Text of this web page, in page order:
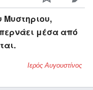
Μυστηριου,
μέσα από
Ιερός Αυγουστίνος